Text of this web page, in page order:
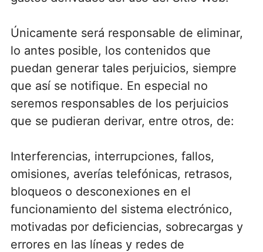
Únicamente será responsable de eliminar,
lo antes posible, los contenidos que
puedan generar tales perjuicios, siempre
que así se notifique. En especial no
seremos responsables de los perjuicios
que se pudieran derivar, entre otros, de:
Interferencias, interrupciones, fallos,
omisiones, averías telefónicas, retrasos,
bloqueos o desconexiones en el
funcionamiento del sistema electrónico,
motivadas por deficiencias, sobrecargas y
errores en las líneas y redes de